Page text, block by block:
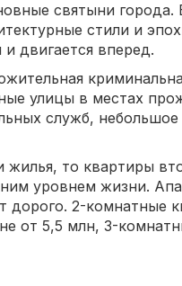
святыни города.
стили и
двигается вперед.
улицы в местах
служб,
жилья, то квартиры
уровнем жизни.
дорого. 2-комнатные
от 5,5 млн, 3-